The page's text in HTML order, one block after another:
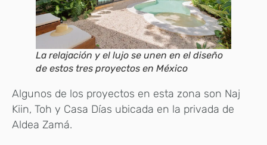
La relajación y el lujo se unen en el diseño
de estos tres proyectos en México
Algunos de los proyectos en esta zona son Naj
Kiin, Toh y Casa Días ubicada en la privada de
Aldea Zamá.